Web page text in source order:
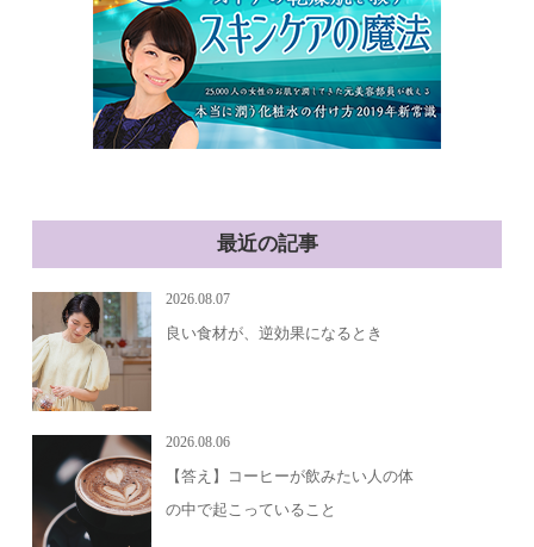
最近の記事
2026.08.07
良い食材が、逆効果になるとき
2026.08.06
【答え】コーヒーが飲みたい人の体
の中で起こっていること